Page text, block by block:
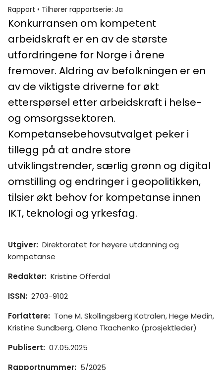
Rapport • Tilhører rapportserie: Ja
Konkurransen om kompetent
arbeidskraft er en av de største
utfordringene for Norge i årene
fremover. Aldring av befolkningen er en
av de viktigste driverne for økt
etterspørsel etter arbeidskraft i helse-
og omsorgssektoren.
Kompetansebehovsutvalget peker i
tillegg på at andre store
utviklingstrender, særlig grønn og digital
omstilling og endringer i geopolitikken,
tilsier økt behov for kompetanse innen
IKT, teknologi og yrkesfag.
Utgiver: Direktoratet for høyere utdanning og
kompetanse
Redaktør: Kristine Offerdal
ISSN: 2703-9102
Forfattere: Tone M. Skollingsberg Katralen, Hege Medin,
Kristine Sundberg, Olena Tkachenko (prosjektleder)
Publisert: 07.05.2025
Rapportnummer: 5/2025